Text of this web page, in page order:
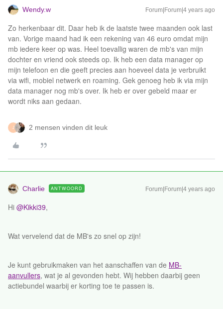
Wendy.w Forum|Forum|4 years ago
Zo herkenbaar dit. Daar heb ik de laatste twee maanden ook last
van. Vorige maand had ik een rekening van 46 euro omdat mijn
mb iedere keer op was. Heel toevallig waren de mb's van mijn
dochter en vriend ook steeds op. Ik heb een data manager op
mijn telefoon en die geeft precies aan hoeveel data je verbruikt
via wifi, mobiel netwerk en roaming. Gek genoeg heb ik via mijn
data manager nog mb's over. Ik heb er over gebeld maar er
wordt niks aan gedaan.
J 2 mensen vinden dit leuk
Charlie ANTWOORD Forum|Forum|4 years ago
Hi @Kikki39,
Wat vervelend dat de MB's zo snel op zijn!
Je kunt gebruikmaken van het aanschaffen van de MB-
aanvullers, wat je al gevonden hebt. Wij hebben daarbij geen
actiebundel waarbij er korting toe te passen is.